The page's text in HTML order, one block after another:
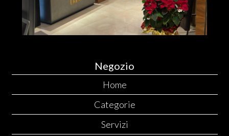
Negozio
Home
Categorie
Servizi